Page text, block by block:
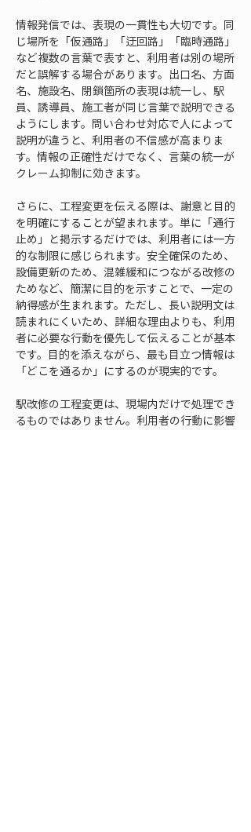
情報発信では、表現の一貫性も大切です。同
じ場所を「仮通路」「迂回路」「臨時通路」
など複数の言葉で表すと、利用者は別の場所
だと誤解する場合があります。出口名、方面
名、施設名、閉鎖箇所の表現は統一し、駅
員、誘導員、施工者が同じ言葉で説明できる
ようにします。問い合わせ対応で人によって
説明が違うと、利用者の不信感が高まりま
す。情報の正確性だけでなく、言葉の統一が
クレーム抑制に効きます。
さらに、工程変更を伝える際は、謝意と目的
を明確にすることが望まれます。単に「通行
止め」と掲示するだけでは、利用者には一方
的な制限に感じられます。安全確保のため、
設備更新のため、混雑緩和につながる改修の
ためなど、簡潔に目的を示すことで、一定の
納得感が生まれます。ただし、長い説明文は
読まれにくいため、詳細な理由よりも、利用
者に必要な行動を優先して伝えることが基本
です。目的を添えながら、最も目立つ情報は
「どこを通るか」にするのが現実的です。
駅改修の工程変更は、現場内だけで処理でき
るものではありません。利用者の行動に影響